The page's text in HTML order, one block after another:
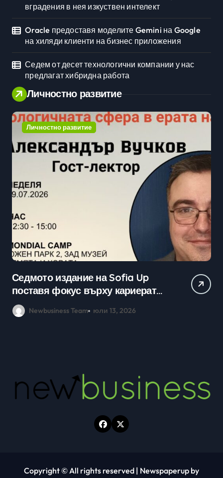
вградения в нея изкуствен интелект
Oracle предоставя моделите Gemini на Google
на хиляди клиенти на бизнес приложения
Седем от десет технологични компании у нас
предлагат хибридна работа
Личностно развитие
Личностно развитие
Практически уроци по бизнес и
кариерно развитие събраха
млади хора на SOFIA UP
Newbusiness Team юни 26, 2026
Copyright © All rights reserved | Newspaperup by